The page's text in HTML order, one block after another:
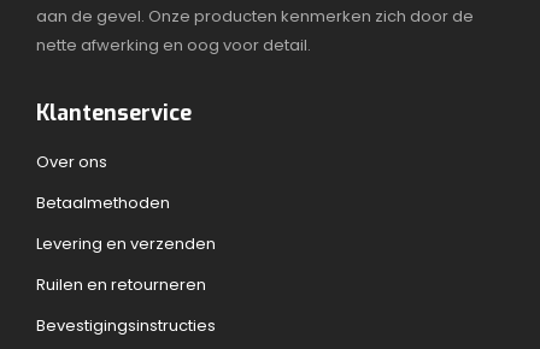
aan de gevel. Onze producten kenmerken zich door de
nette afwerking en oog voor detail.
Klantenservice
Over ons
Betaalmethoden
Levering en verzenden
Ruilen en retourneren
Bevestigingsinstructies